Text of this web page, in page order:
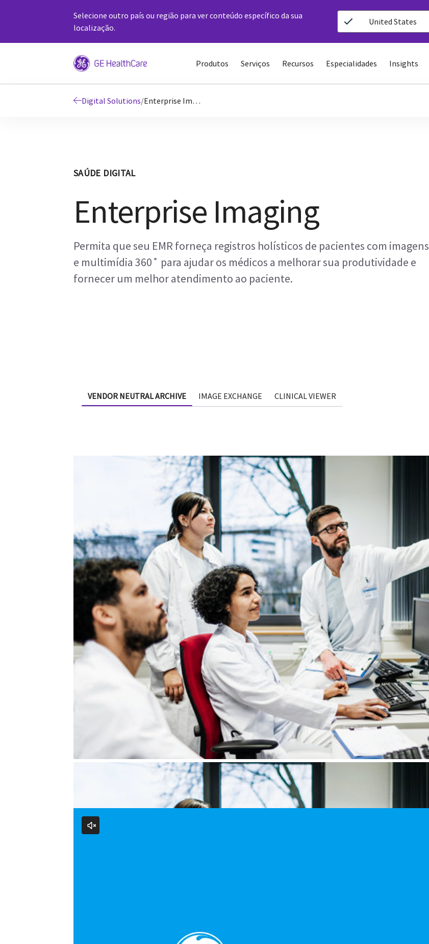
Selecione outro país ou região para ver conteúdo específico da sua
localização.
United States
Produtos Serviços Recursos Especialidades Insights
Digital Solutions/ Enterprise Imaging (VNA)
SAÚDE DIGITAL
Enterprise Imaging
Permita que seu EMR forneça registros holísticos de pacientes com imagens
e multimídia 360˚ para ajudar os médicos a melhorar sua produtividade e
fornecer um melhor atendimento ao paciente.
VENDOR NEUTRAL ARCHIVE IMAGE EXCHANGE CLINICAL VIEWER